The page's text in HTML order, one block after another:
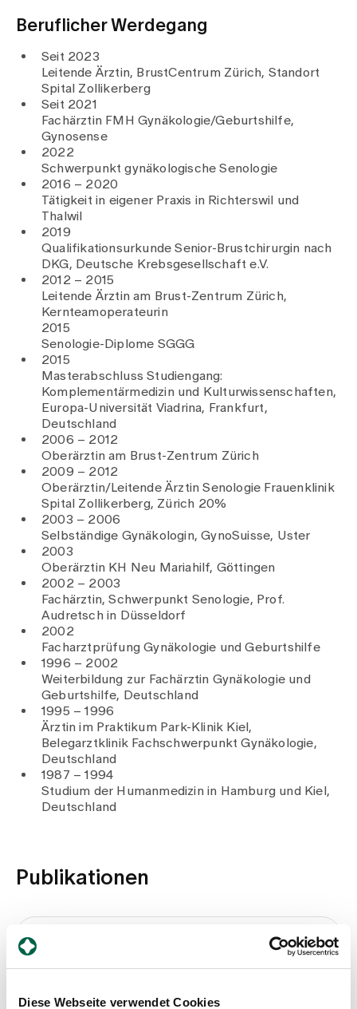
Diese Webseite verwendet Cookies
Beruflicher Werdegang
Seit 2023
Leitende Ärztin, BrustCentrum Zürich, Standort
Spital Zollikerberg
Seit 2021
Fachärztin FMH Gynäkologie/Geburtshilfe,
Gynosense
2022
Schwerpunkt gynäkologische Senologie
2016 – 2020
Tätigkeit in eigener Praxis in Richterswil und
Thalwil
2019
Qualifikationsurkunde Senior-Brustchirurgin nach
DKG, Deutsche Krebsgesellschaft e.V.
2012 – 2015
Leitende Ärztin am Brust-Zentrum Zürich,
Kernteamoperateurin
2015
Senologie-Diplome SGGG
2015
Masterabschluss Studiengang:
Komplementärmedizin und Kulturwissenschaften,
Europa-Universität Viadrina, Frankfurt,
Deutschland
2006 – 2012
Oberärztin am Brust-Zentrum Zürich
2009 – 2012
Oberärztin/Leitende Ärztin Senologie Frauenklinik
Spital Zollikerberg, Zürich 20%
2003 – 2006
Selbständige Gynäkologin, GynoSuisse, Uster
2003
Oberärztin KH Neu Mariahilf, Göttingen
2002 – 2003
Fachärztin, Schwerpunkt Senologie, Prof.
Audretsch in Düsseldorf
2002
Facharztprüfung Gynäkologie und Geburtshilfe
1996 – 2002
Weiterbildung zur Fachärztin Gynäkologie und
Geburtshilfe, Deutschland
1995 – 1996
Ärztin im Praktikum Park-Klinik Kiel,
Belegarztklinik Fachschwerpunkt Gynäkologie,
Deutschland
1987 – 1994
Studium der Humanmedizin in Hamburg und Kiel,
Deutschland
Publikationen